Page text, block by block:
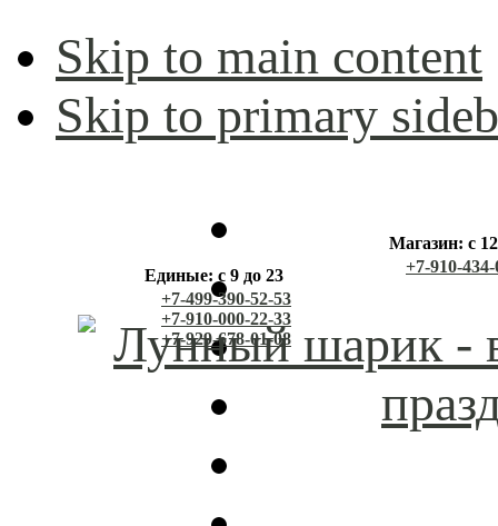
Skip to main content
Skip to primary
Единые: с 9 до 23
+7-499-390-52-53
+7-910-000-22-33
+7-929-678-01-08
Магазин: с
+7-910-